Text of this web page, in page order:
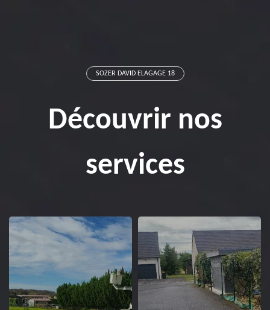
SOZER DAVID ELAGAGE 18
Découvrir nos
services